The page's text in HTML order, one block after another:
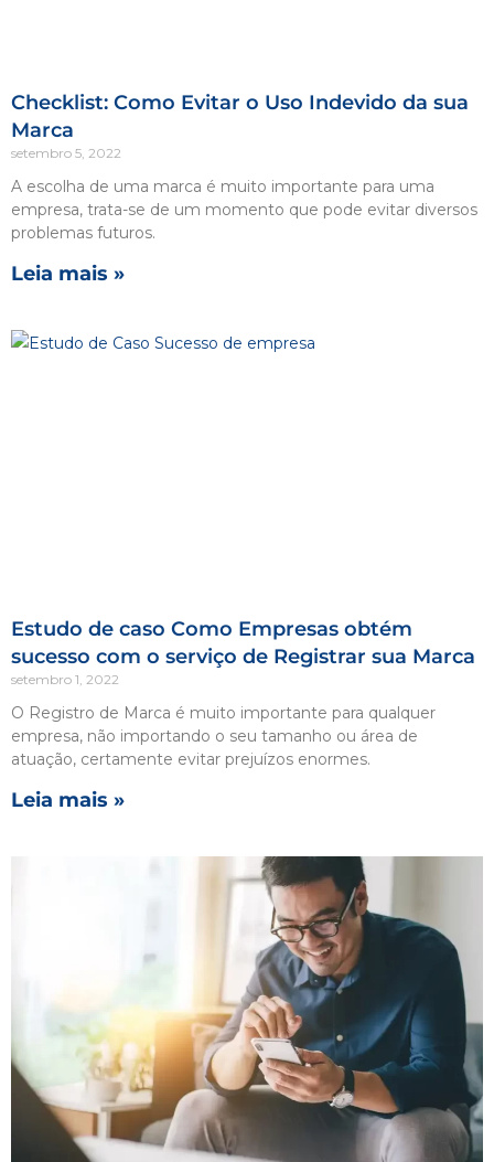
Checklist: Como Evitar o Uso Indevido da sua
Marca
setembro 5, 2022
A escolha de uma marca é muito importante para uma
empresa, trata-se de um momento que pode evitar diversos
problemas futuros.
Leia mais »
Estudo de caso Como Empresas obtém
sucesso com o serviço de Registrar sua Marca
setembro 1, 2022
O Registro de Marca é muito importante para qualquer
empresa, não importando o seu tamanho ou área de
atuação, certamente evitar prejuízos enormes.
Leia mais »